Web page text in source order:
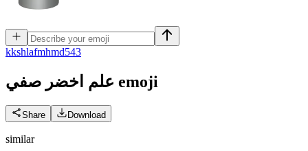
kkshlafmhmd543
علم اخضر صفي emoji
Share Download
similar